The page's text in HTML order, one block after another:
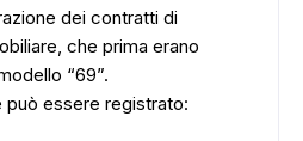
dei contratti di
che prima erano
“69”.
essere registrato: